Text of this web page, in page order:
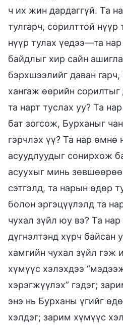
ч их жин дардаггүй. Та
тулгарч, сорилттой нүүр
нүүр тулах үедээ—та
байдлыг хир сайн
бэрхшээлийг даван
хангаж өөрийн сорилтыг
та нарт туслах уу? Та
бат зогсож, Бурханыг
гэрчлэх үү? Та нар өмнө
асуудлуудыг сонирхож
асуухыг минь
сэтгэлд, та нарын өдөр
болон эргэцүүлэлд та
чухал зүйл юу вэ? Та нар
дүгнэлтэнд хүрч байсан
хамгийн чухал зүйл гэж
хүмүүс хэлэхдээ
хэрэгжүүлэх” гэдэг;
энэ нь Бурханы үгийг
хэлдэг; зарим хүмүүс